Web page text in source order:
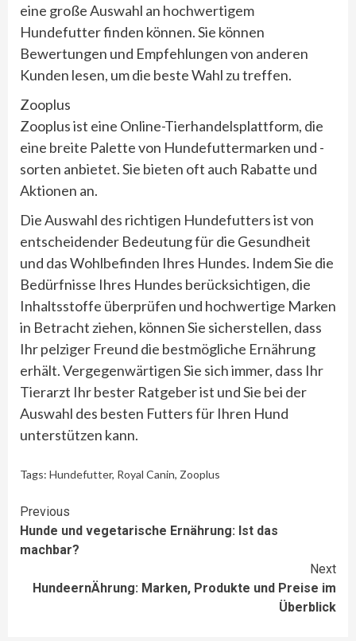
eine große Auswahl an hochwertigem
Hundefutter finden können. Sie können
Bewertungen und Empfehlungen von anderen
Kunden lesen, um die beste Wahl zu treffen.
Zooplus
Zooplus ist eine Online-Tierhandelsplattform, die
eine breite Palette von Hundefuttermarken und -
sorten anbietet. Sie bieten oft auch Rabatte und
Aktionen an.
Die Auswahl des richtigen Hundefutters ist von
entscheidender Bedeutung für die Gesundheit
und das Wohlbefinden Ihres Hundes. Indem Sie die
Bedürfnisse Ihres Hundes berücksichtigen, die
Inhaltsstoffe überprüfen und hochwertige Marken
in Betracht ziehen, können Sie sicherstellen, dass
Ihr pelziger Freund die bestmögliche Ernährung
erhält. Vergegenwärtigen Sie sich immer, dass Ihr
Tierarzt Ihr bester Ratgeber ist und Sie bei der
Auswahl des besten Futters für Ihren Hund
unterstützen kann.
Tags: Hundefutter, Royal Canin, Zooplus
Continue
Reading
Previous
Hunde und vegetarische Ernährung: Ist das
machbar?
Next
HundeernÄhrung: Marken, Produkte und Preise im
Überblick